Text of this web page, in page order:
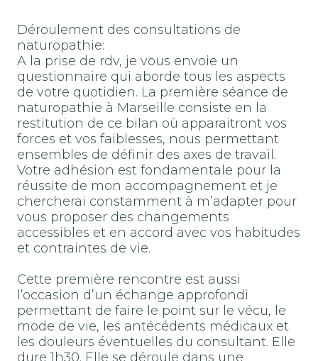
Déroulement des consultations de
naturopathie:
A la prise de rdv, je vous envoie un
questionnaire qui aborde tous les aspects
de votre quotidien. La première séance de
naturopathie à Marseille consiste en la
restitution de ce bilan où apparaitront vos
forces et vos faiblesses, nous permettant
ensembles de définir des axes de travail.
Votre adhésion est fondamentale pour la
réussite de mon accompagnement et je
chercherai constamment à m’adapter pour
vous proposer des changements
accessibles et en accord avec vos habitudes
et contraintes de vie.
Cette première rencontre est aussi
l’occasion d’un échange approfondi
permettant de faire le point sur le vécu, le
mode de vie, les antécédents médicaux et
les douleurs éventuelles du consultant. Elle
dure 1h30. Elle se déroule dans une